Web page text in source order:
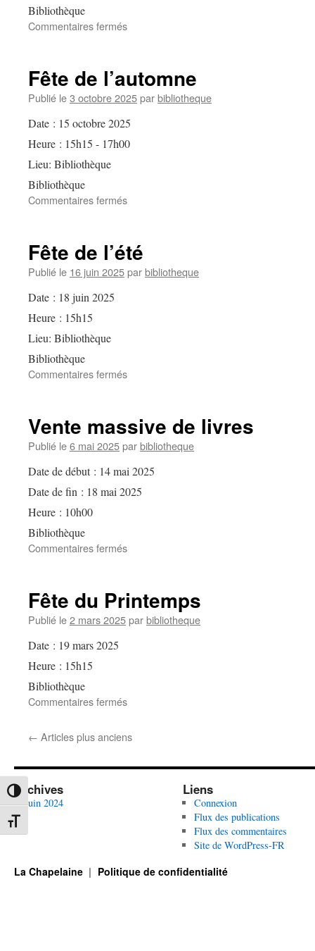
Passer en contraste élevé
Changer la taille de la police
Bibliothèque
Commentaires ferméssur
Fête de l’automne
Publié le3 octobre 2025parbibliotheque
Date : 15 octobre 2025
Heure : 15h15 - 17h00
Lieu: Bibliothèque
Bibliothèque
Commentaires ferméssur
Fête de l’été
Publié le 16 juin 2025parbibliotheque
Date : 18 juin 2025
Heure : 15h15
Lieu: Bibliothèque
Bibliothèque
Commentaires ferméssur
Vente massive de livres
Publié le6 mai 2025parbibliotheque
Date de début : 14 mai 2025
Date de fin : 18 mai 2025
Heure : 10h00
Bibliothèque
Commentaires ferméssur
livres
Fête du Printemps
Publié le2 mars 2025parbibliotheque
Date : 19 mars 2025
Heure : 15h15
Bibliothèque
Commentaires ferméssur
Printemps
← Articles plus anciens
Archives
juin 2024
Liens
Connexion
Flux des publications
Flux des commentaires
Site de WordPress-FR
La Chapelaine Politique de confidentialité